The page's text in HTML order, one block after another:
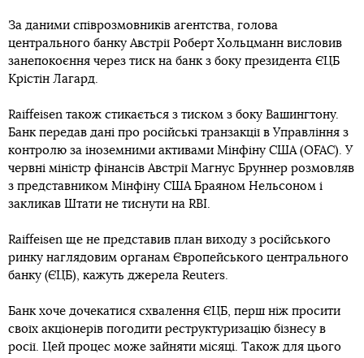
За даними співрозмовників агентства, голова
центрального банку Австрії Роберт Хольцманн висловив
занепокоєння через тиск на банк з боку президента ЄЦБ
Крістін Лагард.
Raiffeisen також стикається з тиском з боку Вашингтону.
Банк передав дані про російські транзакції в Управління з
контролю за іноземними активами Мінфіну США (OFAC). У
червні міністр фінансів Австрії Магнус Бруннер розмовляв
з представником Мінфіну США Браяном Нельсоном і
закликав Штати не тиснути на RBI.
Raiffeisen ще не представив план виходу з російського
ринку наглядовим органам Європейського центрального
банку (ЄЦБ), кажуть джерела Reuters.
Банк хоче дочекатися схвалення ЄЦБ, перш ніж просити
своїх акціонерів погодити реструктуризацію бізнесу в
росії. Цей процес може зайняти місяці. Також для цього